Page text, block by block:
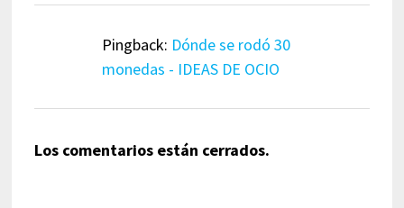
Pingback: Dónde se rodó 30
monedas - IDEAS DE OCIO
Los comentarios están cerrados.